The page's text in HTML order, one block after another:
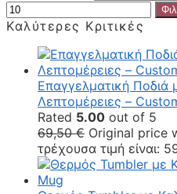
Καλύτερες Κριτικές
Επαγγελματική Ποδιά
Λεπτομέρειες –
Rated 5.00 out of 5
69,50€ Original price
τρέχουσα τιμή είναι: